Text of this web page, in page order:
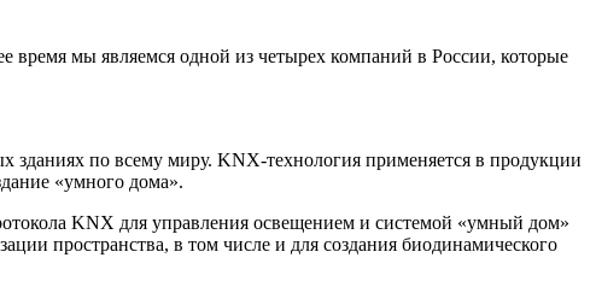
мы являемся одной из четырех компаний в России, которые
по всему миру. KNX-технология применяется в продукции
«умного дома».
KNX для управления освещением и системой «умный дом»
пространства, в том числе и для создания биодинамического